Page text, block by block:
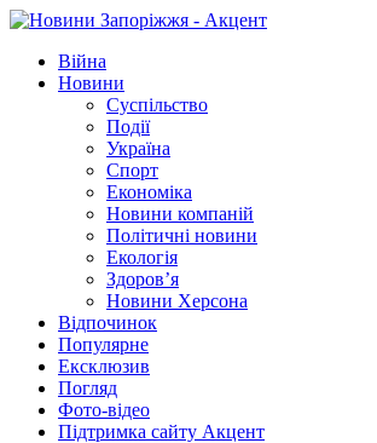
Війна
Новини
Суспільство
Події
Україна
Спорт
Економіка
Новини компаній
Політичні новини
Екологія
Здоров’я
Новини Херсона
Відпочинок
Популярне
Ексклюзив
Погляд
Фото-відео
Підтримка сайту Акцент